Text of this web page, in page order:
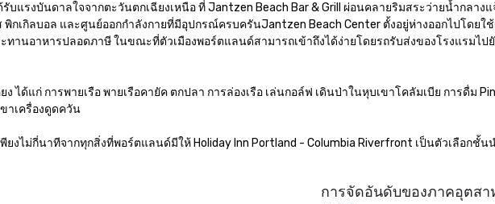
บแรงบันดาลใจจากตะวันตกเฉียงเหนือ ที่ Jantzen Beach Bar & Grill ผ่อนคลายริมสระว่ายน้ำกลางแ
กเกิลบอล และศูนย์ออกกำลังกายที่มีอุปกรณ์ครบครันJantzen Beach Center ตั้งอยู่ห่างออกไปโดยใช้
ทานอาหารปลอดภาษี ในขณะที่ตัวเมืองพอร์ตแลนด์สามารถเข้าถึงได้ง่ายโดยรถรับส่งของโรงแรมไป
ได้แก่ การพายเรือ พายเรือคายัค ตกปลา การล่องเรือ เล่นกอล์ฟ เดินป่าในหุบเขาโคลัมเบีย การดื่ม
าเครื่องดูดควัน
ยงไม่กี่นาทีจากทุกสิ่งที่พอร์ตแลนด์มีให้ Holiday Inn Portland - Columbia Riverfront เป็นตัวเลือกชั้น
การจัดอันดับของภาคอุตสา